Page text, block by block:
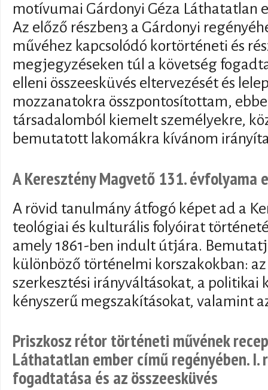
motívumai Gárdonyi Géza Láthatatlan
Az előző részben3 a Gárdonyi
művéhez kapcsolódó kortörténeti és
megjegyzéseken túl a követség
elleni összeesküvés eltervezését és
mozzanatokra összpontosítottam,
társadalomból kiemelt személyekre,
bemutatott lakomákra kívánom
A Keresztény Magvető 131. évfolyama
A rövid tanulmány átfogó képet ad a
teológiai és kulturális folyóirat
amely 1861-ben indult útjára.
különböző történelmi korszakokban:
szerkesztési irányváltásokat, a politikai
kényszerű megszakításokat, valamint
Priszkosz rétor történeti művének
Láthatatlan ember című regényében. I.
fogadtatása és az összeesküvés